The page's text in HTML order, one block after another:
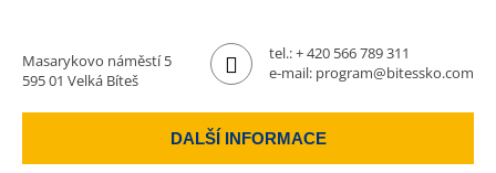
Masarykovo náměstí 5
595 01 Velká Bíteš
tel.:+ 420 566 789 311
e-mail: program@bitessko.com
DALŠÍ INFORMACE